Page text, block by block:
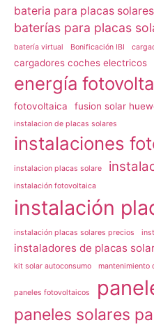
bateria para placas solares
baterías para placas
batería virtual Bonificación IBI
cargadores coches electricos
energía
fotovoltaica fusion solar
instalacion de placas solares
instalaciones
instalacion placas solare
instalación fotovoltaica
instalación
instalación placas solares precios
instaladores de placas
kit solar autoconsumo mantenimiento
paneles fotovoltaicos
paneles solares